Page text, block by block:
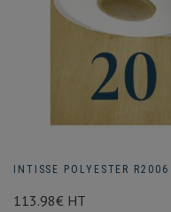
INTISSE POLYESTER
113.98€ HT